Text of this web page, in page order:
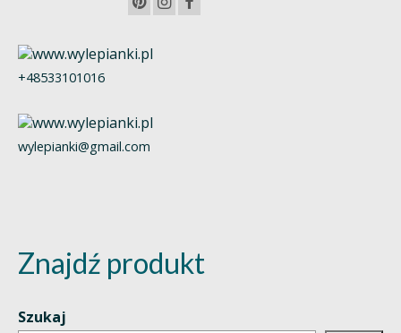
+48533101016
wylepianki@gmail.com
Znajdź produkt
Szukaj